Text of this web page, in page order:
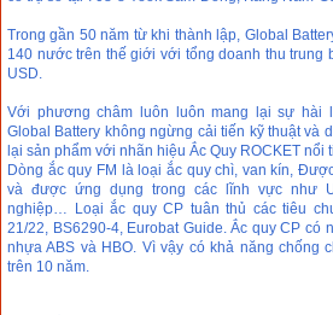
Trong gần 50 năm từ khi thành lập, Global
140 nước trên thế giới với tổng doanh thu trung
USD.
Với phương châm luôn luôn mang lại sự hài
Global Battery không ngừng cải tiến kỹ thuật và
lại sản phẩm với nhãn hiệu Ắc Quy ROCKET nổi
Dòng ắc quy FM là loại ắc quy chì, van kín,
và được ứng dụng trong các lĩnh vực như
nghiệp… Loại ắc quy CP tuân thủ các tiêu
21/22, BS6290-4, Eurobat Guide. Ắc quy CP có
nhựa ABS và HBO. Vì vậy có khả năng chống
trên 10 năm.